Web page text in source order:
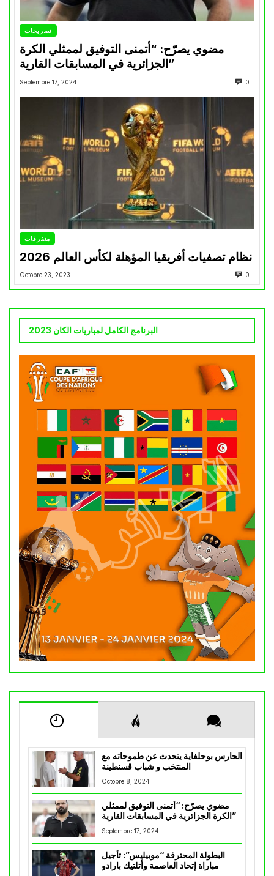
تصريحات
مضوي يصرّح: “أتمنى التوفيق لممثلي الكرة
الجزائرية في المسابقات القارية”
Septembre 17, 2024 0
متفرقات
نظام تصفيات أفريقيا المؤهلة لكأس العالم 2026
Octobre 23, 2023 0
البرنامج الكامل لمباريات الكان 2023
الحارس بوحلفاية يتحدث عن طموحاته مع
المنتخب و شباب قسنطينة
Octobre 8, 2024
مضوي يصرّح: “أتمنى التوفيق لممثلي
الكرة الجزائرية في المسابقات القارية”
Septembre 17, 2024
البطولة المحترفة “موبيليس”: تأجيل
مباراة إتحاد العاصمة وأتلتيك بارادو